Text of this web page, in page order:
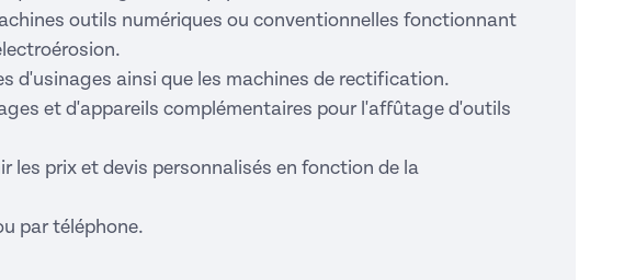
outils numériques ou conventionnelles fonctionnant
d'usinages ainsi que les machines de rectification.
et d'appareils complémentaires pour l'affûtage d'outils
les prix et devis personnalisés en fonction de la
par téléphone.